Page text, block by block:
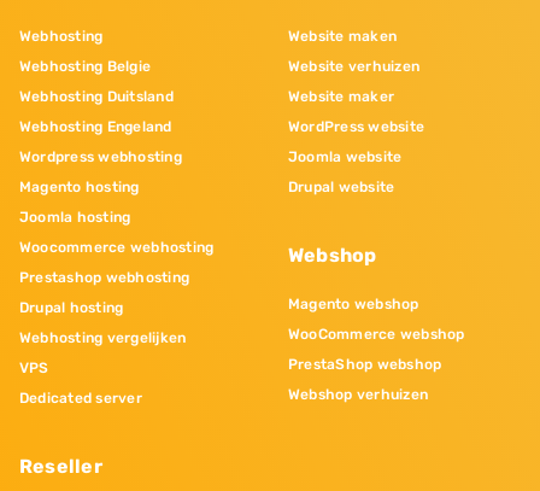
Webhosting
Webhosting Belgie
Webhosting Duitsland
Webhosting Engeland
Wordpress webhosting
Magento hosting
Joomla hosting
Woocommerce webhosting
Prestashop webhosting
Drupal hosting
Webhosting vergelijken
VPS
Dedicated server
Reseller
Website maken
Website verhuizen
Website maker
WordPress website
Joomla website
Drupal website
Webshop
Magento webshop
WooCommerce webshop
PrestaShop webshop
Webshop verhuizen